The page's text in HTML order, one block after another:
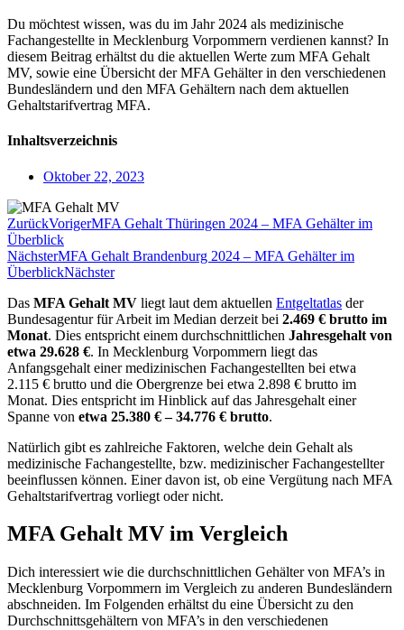
Du möchtest wissen, was du im Jahr 2024 als medizinische
Fachangestellte in Mecklenburg Vorpommern verdienen kannst? In
diesem Beitrag erhältst du die aktuellen Werte zum MFA Gehalt
MV, sowie eine Übersicht der MFA Gehälter in den verschiedenen
Bundesländern und den MFA Gehältern nach dem aktuellen
Gehaltstarifvertrag MFA.
Inhaltsverzeichnis
Oktober 22, 2023
ZurückVorigerMFA Gehalt Thüringen 2024 – MFA Gehälter im
Überblick
NächsterMFA Gehalt Brandenburg 2024 – MFA Gehälter im
ÜberblickNächster
Das MFA Gehalt MV liegt laut dem aktuellen Entgeltatlas der
Bundesagentur für Arbeit im Median derzeit bei 2.469 € brutto im
Monat. Dies entspricht einem durchschnittlichen Jahresgehalt von
etwa 29.628 €. In Mecklenburg Vorpommern liegt das
Anfangsgehalt einer medizinischen Fachangestellten bei etwa
2.115 € brutto und die Obergrenze bei etwa 2.898 € brutto im
Monat. Dies entspricht im Hinblick auf das Jahresgehalt einer
Spanne von etwa 25.380 € – 34.776 € brutto.
Natürlich gibt es zahlreiche Faktoren, welche dein Gehalt als
medizinische Fachangestellte, bzw. medizinischer Fachangestellter
beeinflussen können. Einer davon ist, ob eine Vergütung nach MFA
Gehaltstarifvertrag vorliegt oder nicht.
MFA Gehalt MV im Vergleich
Dich interessiert wie die durchschnittlichen Gehälter von MFA’s in
Mecklenburg Vorpommern im Vergleich zu anderen Bundesländern
abschneiden. Im Folgenden erhältst du eine Übersicht zu den
Durchschnittsgehältern von MFA’s in den verschiedenen